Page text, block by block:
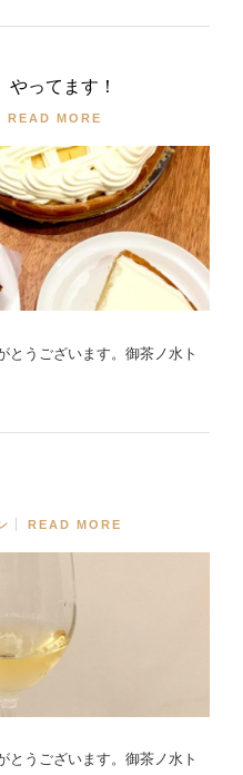
ってます！
READ MORE
とうございます。御茶ノ水ト
READ MORE
とうございます。御茶ノ水ト